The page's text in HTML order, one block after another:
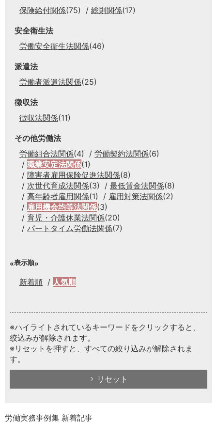
保険給付関係(75) 総則関係(17)
安全衛生法
労働安全衛生法関係(46)
派遣法
労働者派遣法関係(25)
徴収法
徴収法関係(11)
その他労働法
労働組合法関係(4) 労働契約法関係(6)
職業安定法関係(1)
障害者雇用保険促進法関係(8)
次世代育成法関係(3) 最低賃金法関係(8)
高年齢者雇用関係(1) 雇用対策法関係(2)
雇用機会均等法関係(3)
育児・介護休業法関係(20)
パートタイム労働法関係(7)
表示順
新着順 人気順
※ハイライトされているキーワードをクリックすると、
絞込みが解除されます。
※リセットを押すと、すべての絞り込みが解除されま
す。
リセット
労働実務事例集 新着記事